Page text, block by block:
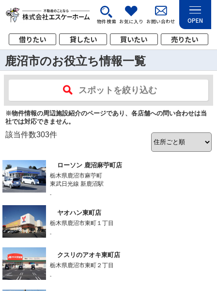
物件検索 お気に入り お問い合わせ OPEN
借りたい 貸したい 買いたい 売りたい
鹿沼市のお役立ち情報一覧
スポットを絞り込む
※物件情報の周辺施設紹介のページであり、各店舗への問い合わせは当
社では対応できません。
該当件数303件
ローソン 鹿沼麻苧町店
栃木県鹿沼市麻苧町
東武日光線 新鹿沼駅
-
ヤオハン東町店
栃木県鹿沼市東町１丁目
-
クスリのアオキ東町店
栃木県鹿沼市東町２丁目
-